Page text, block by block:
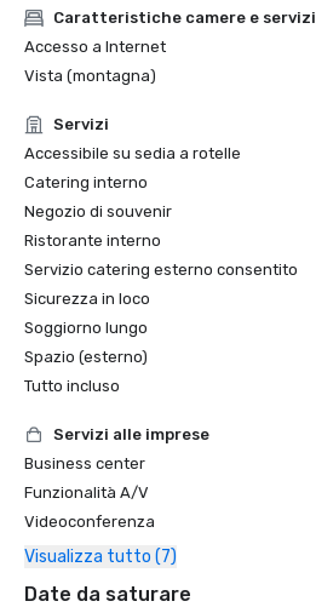
Caratteristiche camere e servizi
Accesso a Internet
Vista (montagna)
Servizi
Accessibile su sedia a rotelle
Catering interno
Negozio di souvenir
Ristorante interno
Servizio catering esterno consentito
Sicurezza in loco
Soggiorno lungo
Spazio (esterno)
Tutto incluso
Servizi alle imprese
Business center
Funzionalità A/V
Videoconferenza
Visualizza tutto (7)
Date da saturare